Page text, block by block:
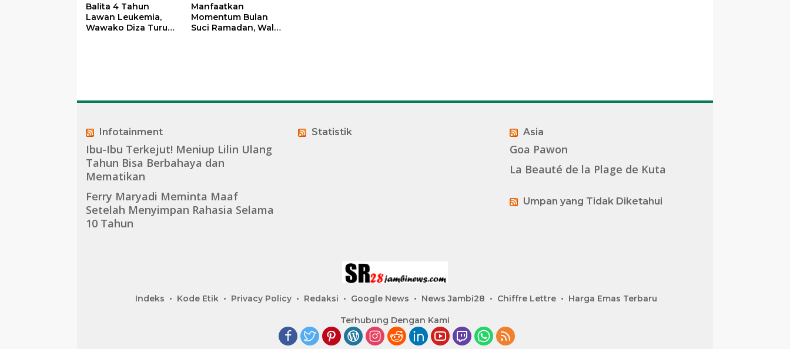
Balita 4 Tahun
Lawan Leukemia,
Wawako Diza Turun
Manfaatkan
Momentum Bulan
Suci Ramadan, Wali
Infotainment
Ibu-Ibu Terkejut! Meniup Lilin Ulang
Tahun Bisa Berbahaya dan
Mematikan
Ferry Maryadi Meminta Maaf
Setelah Menyimpan Rahasia Selama
10 Tahun
Statistik Asia
Goa Pawon
La Beauté de la Plage de Kuta
Umpan yang Tidak Diketahui
Indeks Kode Etik Privacy Policy Redaksi Google News News Jambi28 Chiffre Lettre Harga Emas Terbaru
Terhubung Dengan Kami